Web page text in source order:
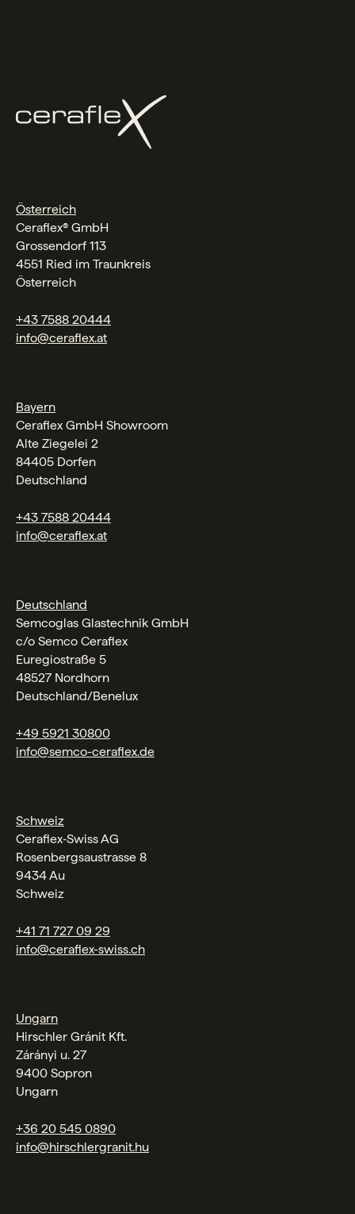
Österreich
Ceraflex® GmbH
Grossendorf 113
4551 Ried im Traunkreis
Österreich
+43 7588 20444
info@ceraflex.at
Bayern
Ceraflex GmbH Showroom
Alte Ziegelei 2
84405 Dorfen
Deutschland
+43 7588 20444
info@ceraflex.at
Deutschland
Semcoglas Glastechnik GmbH
c/o Semco Ceraflex
Euregiostraße 5
48527 Nordhorn
Deutschland/Benelux
+49 5921 30800
info@semco-ceraflex.de
Schweiz
Ceraflex‑Swiss AG
Rosenbergsaustrasse 8
9434 Au
Schweiz
+41 71 727 09 29
info@ceraflex-swiss.ch
Ungarn
Hirschler Gránit Kft.
Zárányi u. 27
9400 Sopron
Ungarn
+36 20 545 0890
info@hirschlergranit.hu